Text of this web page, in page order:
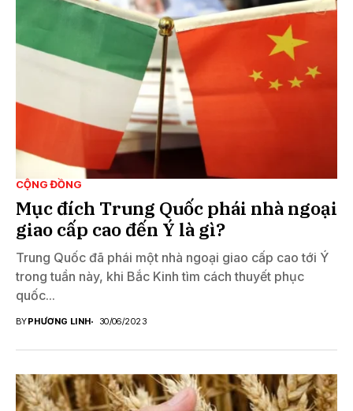
CỘNG ĐỒNG
Mục đích Trung Quốc phái nhà ngoại
giao cấp cao đến Ý là gì?
Trung Quốc đã phái một nhà ngoại giao cấp cao tới Ý
trong tuần này, khi Bắc Kinh tìm cách thuyết phục
quốc...
BYPHƯƠNG LINH 30/06/2023